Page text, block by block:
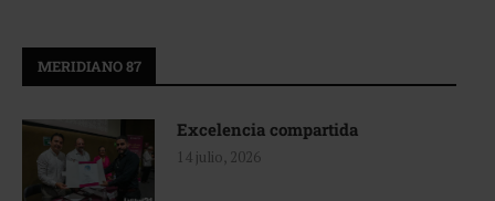
MERIDIANO 87
Excelencia compartida
14 julio, 2026